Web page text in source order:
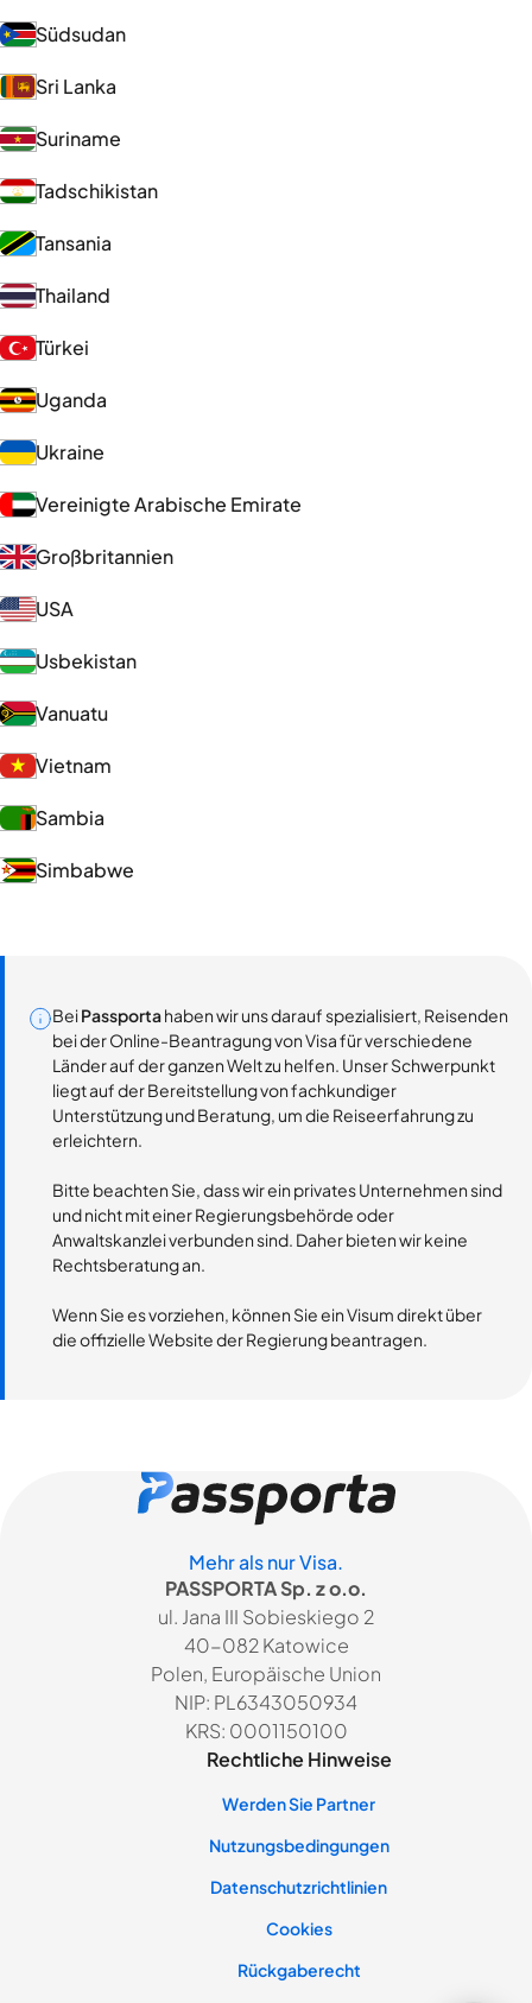
Südsudan
Sri Lanka
Suriname
Tadschikistan
Tansania
Thailand
Türkei
Uganda
Ukraine
Vereinigte Arabische Emirate
Großbritannien
USA
Usbekistan
Vanuatu
Vietnam
Sambia
Simbabwe
BeiPassportahaben wir uns darauf spezialisiert, Reisenden
bei der Online-Beantragung von Visa für verschiedene
Länder auf der ganzen Welt zu helfen. Unser Schwerpunkt
liegt auf der Bereitstellung von fachkundiger
Unterstützung und Beratung, um die Reiseerfahrung zu
erleichtern.
Bitte beachten Sie, dass wir ein privates Unternehmen sind
und nicht mit einer Regierungsbehörde oder
Anwaltskanzlei verbunden sind. Daher bieten wir keine
Rechtsberatung an.
Wenn Sie es vorziehen, können Sie ein Visum direkt über
die offizielle Website der Regierung beantragen.
Mehr als nur Visa.
PASSPORTA Sp. z o.o.
ul. Jana III Sobieskiego 2
40-082 Katowice
Polen, Europäische Union
NIP: PL6343050934
KRS: 0001150100
Rechtliche Hinweise
Werden Sie Partner
Nutzungsbedingungen
Datenschutzrichtlinien
Cookies
Rückgaberecht